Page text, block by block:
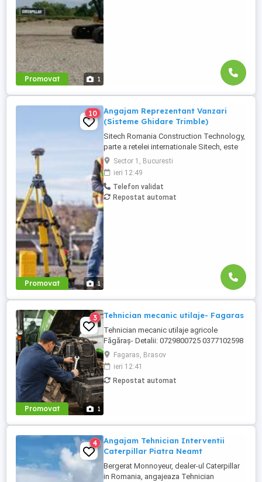
Promovat 1
Promovat 1
10
Angajam Reprezentant Vanzari
(Sisteme Ghidare Trimble)
Sitech Romania Construction Technology,
parte a retelei internationale Sitech, este
unicul dealer Trimble pentru sisteme de
ghidare automata a utilajelor de
constructii si topografie de santier, pe
teritoriul Romaniei si al Republicii
Moldova. Suntem in cautarea unui ...
Sector 1, Bucuresti
ieri 12:49
Telefon validat
Repostat automat
Promovat 1
3 Tehnician mecanic utilaje- Fagaras
Tehnician mecanic utilaje agricole
Făgăraș- Detalii: 0729800725 0377102598
Locație: Făgăraș, județul Brașov Program:
Luni Vineri, 08:00 17:00 Despre rol Căutăm
un tehnician pentru utilaje agricole,
pasionat de mecanică grea, care să se
Fagaras, Brasov
ieri 12:41
Repostat automat
4
Angajam Tehnician Interventii
Caterpillar Piatra Neamt
Bergerat Monnoyeur, dealer-ul Caterpillar
in Romania, angajeaza Tehnician